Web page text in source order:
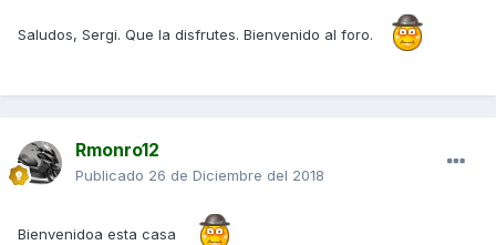
Saludos, Sergi. Que la disfrutes. Bienvenido al foro.
Rmonro12
Publicado 26 de Diciembre del 2018
Bienvenidoa esta casa